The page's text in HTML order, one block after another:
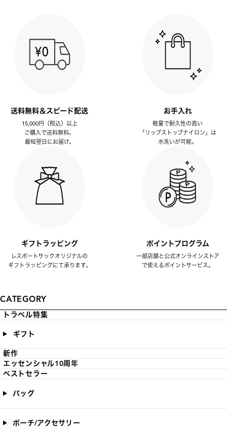
送料無料＆スピード配送
15,000円（税込）以上
ご購入で送料無料。
最短翌日にお届け。
お手入れ
軽量で耐久性の高い
「リップストップナイロン」は
水洗いが可能。
ギフトラッピング
レスポートサックオリジナルの
ギフトラッピングにて承ります。
ポイントプログラム
一部店舗と公式オンラインストア
で使えるポイントサービス。
CATEGORY
トラベル特集
ギフト
新作
エッセンシャル10周年
ベストセラー
バッグ
ポーチ/アクセサリー